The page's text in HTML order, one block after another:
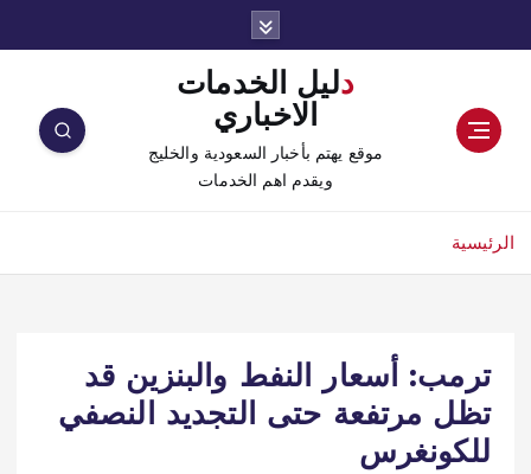
دليل الخدمات
الاخباري
موقع يهتم بأخبار السعودية والخليج
ويقدم اهم الخدمات
الرئيسية
ترمب: أسعار النفط والبنزين قد
تظل مرتفعة حتى التجديد النصفي
للكونغرس